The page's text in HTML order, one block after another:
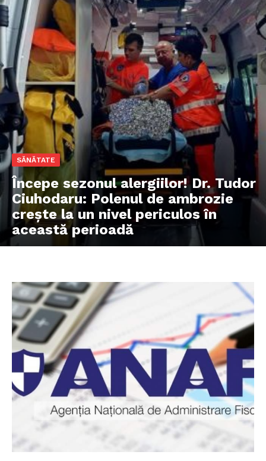
SĂNĂTATE
Începe sezonul alergiilor! Dr. Tudor
Ciuhodaru: Polenul de ambrozie
crește la un nivel periculos în
această perioadă